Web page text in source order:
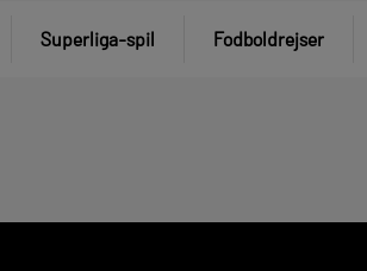
Superliga-spil Fodboldrejser